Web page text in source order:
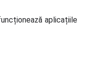
aplicațiile